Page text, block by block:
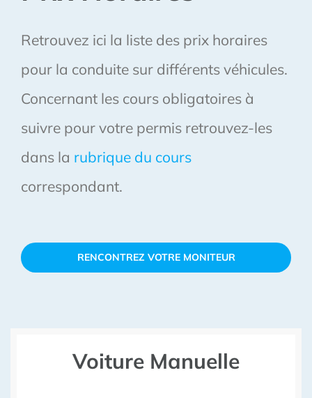
Retrouvez ici la liste des prix horaires
pour la conduite sur différents véhicules.
Concernant les cours obligatoires à
suivre pour votre permis retrouvez-les
dans la rubrique du cours
correspondant.
RENCONTREZ VOTRE MONITEUR
Voiture Manuelle